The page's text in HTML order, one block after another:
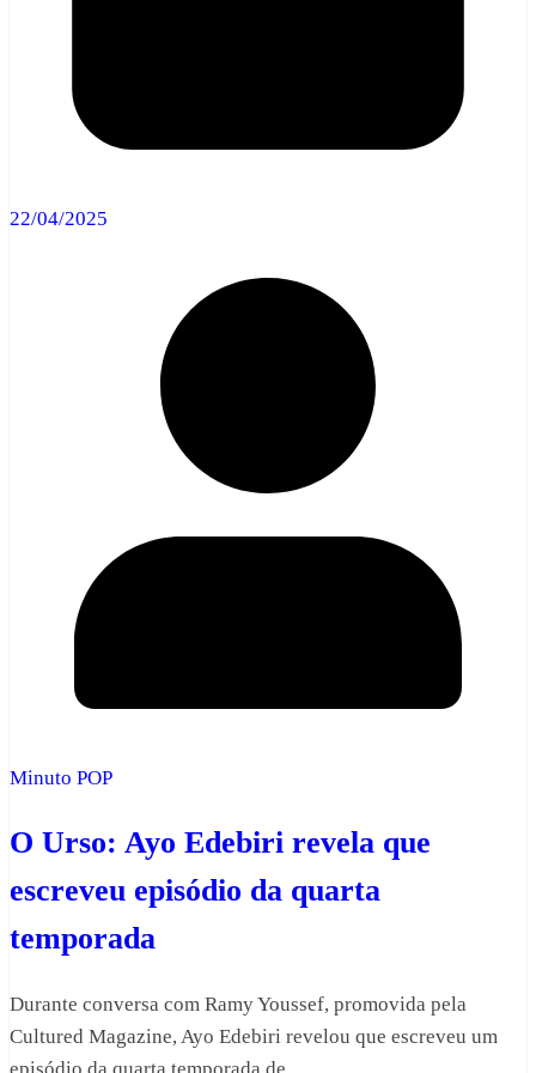
22/04/2025
Minuto POP
O Urso: Ayo Edebiri revela que
escreveu episódio da quarta
temporada
Durante conversa com Ramy Youssef, promovida pela
Cultured Magazine, Ayo Edebiri revelou que escreveu um